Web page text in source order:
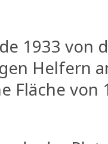
1933 von
Helfern
Fläche von